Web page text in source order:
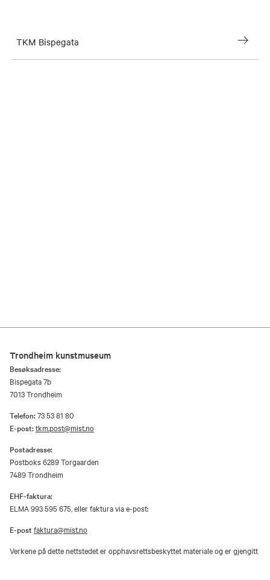
TKM Bispegata
Trondheim kunstmuseum
Besøksadresse:
Bispegata 7b
7013 Trondheim
Telefon:73 53 81 80
E-post:tkm.post@mist.no
Postadresse:
Postboks 6289 Torgaarden
7489 Trondheim
EHF-faktura:
ELMA 993 595 675, eller faktura via e-post:
E-post faktura@mist.no
Verkene på dette nettstedet er opphavsrettsbeskyttet materiale og er gjengitt